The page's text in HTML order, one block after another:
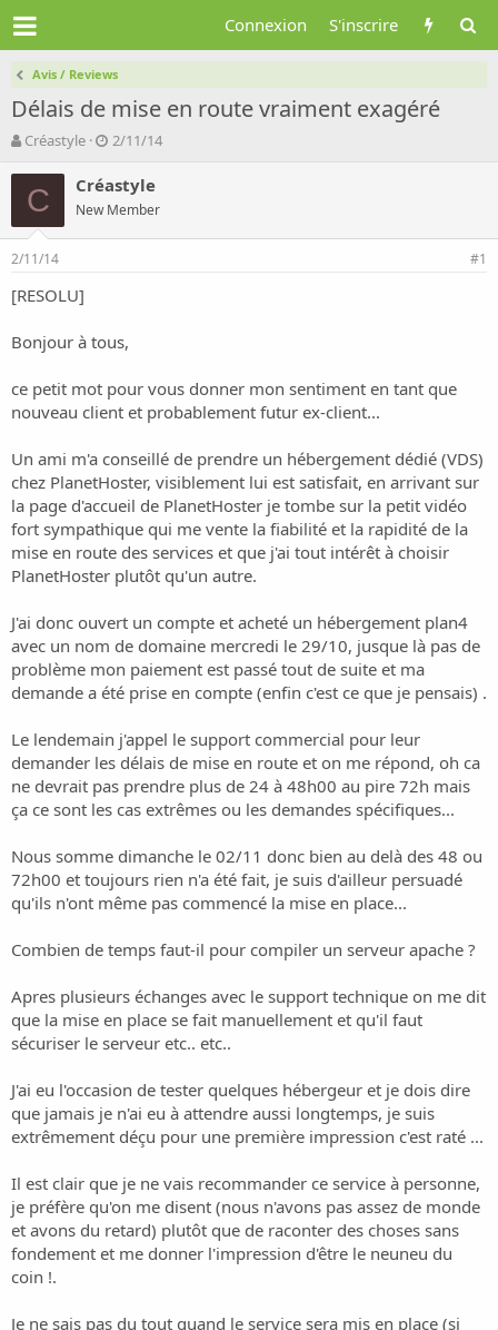
Connexion S'inscrire
Avis / Reviews
Délais de mise en route vraiment exagéré
A
t
e
r
d
l
d
c
u
s
i
o
n
Créastyle
D
t
d
e
t
2/11/14
C Créastyle
New Member
2/11/14 #1
[RESOLU]
Bonjour à tous,
ce petit mot pour vous donner mon sentiment en tant que
nouveau client et probablement futur ex-client...
Un ami m'a conseillé de prendre un hébergement dédié (VDS)
chez PlanetHoster, visiblement lui est satisfait, en arrivant sur
la page d'accueil de PlanetHoster je tombe sur la petit vidéo
fort sympathique qui me vente la fiabilité et la rapidité de la
mise en route des services et que j'ai tout intérêt à choisir
PlanetHoster plutôt qu'un autre.
J'ai donc ouvert un compte et acheté un hébergement plan4
avec un nom de domaine mercredi le 29/10, jusque là pas de
problème mon paiement est passé tout de suite et ma
demande a été prise en compte (enfin c'est ce que je pensais) .
Le lendemain j'appel le support commercial pour leur
demander les délais de mise en route et on me répond, oh ca
ne devrait pas prendre plus de 24 à 48h00 au pire 72h mais
ça ce sont les cas extrêmes ou les demandes spécifiques...
Nous somme dimanche le 02/11 donc bien au delà des 48 ou
72h00 et toujours rien n'a été fait, je suis d'ailleur persuadé
qu'ils n'ont même pas commencé la mise en place...
Combien de temps faut-il pour compiler un serveur apache ?
Apres plusieurs échanges avec le support technique on me dit
que la mise en place se fait manuellement et qu'il faut
sécuriser le serveur etc.. etc..
J'ai eu l'occasion de tester quelques hébergeur et je dois dire
que jamais je n'ai eu à attendre aussi longtemps, je suis
extrêmement déçu pour une première impression c'est raté ...
Il est clair que je ne vais recommander ce service à personne,
je préfère qu'on me disent (nous n'avons pas assez de monde
et avons du retard) plutôt que de raconter des choses sans
fondement et me donner l'impression d'être le neuneu du
coin !.
Je ne sais pas du tout quand le service sera mis en place (si